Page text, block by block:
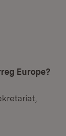
Europe?